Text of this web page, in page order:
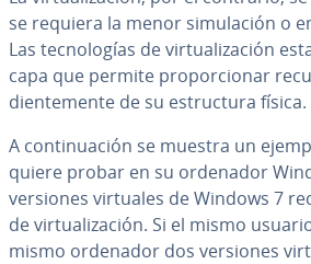
se requiera la menor si­mu­la­ción o
Las te­c­no­lo­gías de vi­r­tua­li­za­ción
capa que permite pro­po­r­cio­nar
die­n­te­me­n­te de su es­tru­c­tu­ra física.
A co­n­ti­nua­ción se muestra un
quiere probar en su ordenador
versiones virtuales de Windows 7
de vi­r­tua­li­za­ción. Si el mismo
mismo ordenador dos versiones